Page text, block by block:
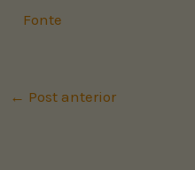
Fonte
← Post anterior